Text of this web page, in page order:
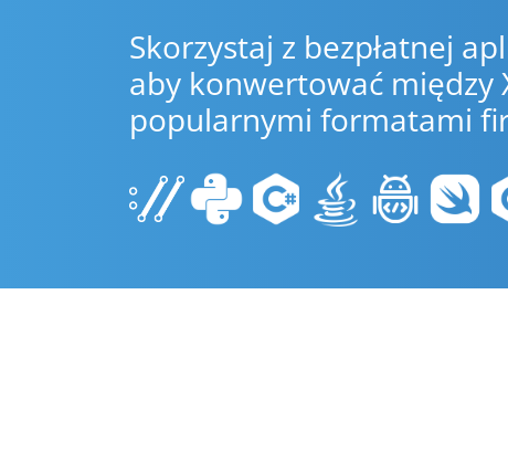
Skorzystaj z bezpłatnej
aby konwertować między
popularnymi formatami